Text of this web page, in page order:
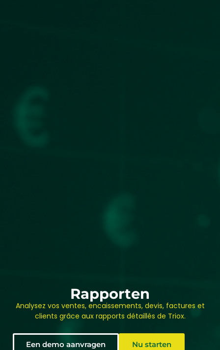
rapports
Rapporten
Analysez vos ventes, encaissements, devis, factures et
clients grâce aux rapports détaillés de Triox.
Een demo aanvragen Nu starten